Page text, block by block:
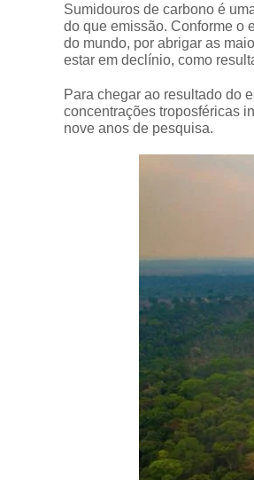
Sumidouros de carbono é
do que emissão. Conforme o
do mundo, por abrigar as
estar em declínio, como
Para chegar ao resultado do
concentrações troposféricas
nove anos de pesquisa.